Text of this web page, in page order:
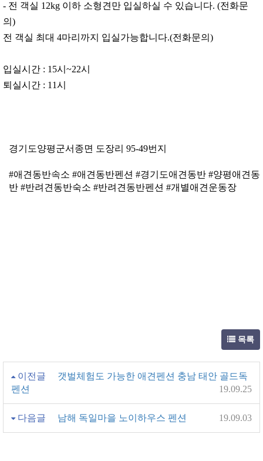
- 전 객실 12kg 이하 소형견만 입실하실 수 있습니다. (전화문
의)
전 객실 최대 4마리까지 입실가능합니다.(전화문의)
입실시간 : 15시~22시
퇴실시간 : 11시
경기도양평군서종면 도장리 95-49번지
#애견동반속소 #애견동반펜션 #경기도애견동반 #양평애견동
반 #반려견동반숙소 #반려견동반펜션 #개별애견운동장
목록
이전글
갯벌체험도 가능한 애견펜션 충남 태안 골드독
펜션
19.09.25
다음글 남해 독일마을 노이하우스 펜션 19.09.03